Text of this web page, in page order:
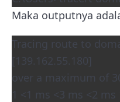
Maka outputnya
Tracing route to
[139.162.55.180]
over a maximum of
1 <1 ms <3 ms <2 ms